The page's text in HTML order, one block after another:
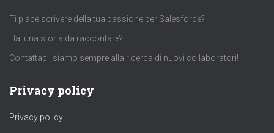
Ti piace scrivere della tua passione per Salesforce?
Hai una storia da raccontare?
Contattaci, siamo sempre alla ricerca di nuovi collaboratori!
Privacy policy
Privacy policy